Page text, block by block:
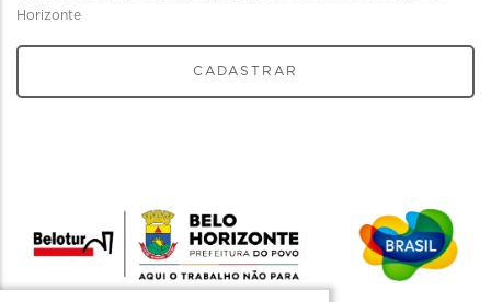
Horizonte
CADASTRAR